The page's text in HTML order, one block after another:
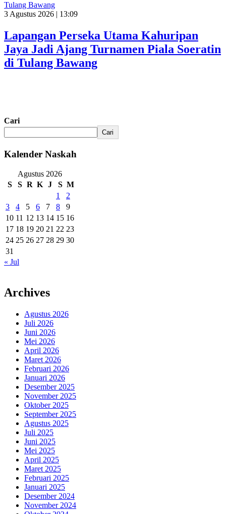
Tulang Bawang
3 Agustus 2026 | 13:09
Lapangan Perseka Utama Kahuripan
Jaya Jadi Ajang Turnamen Piala Soeratin
di Tulang Bawang
Cari
Cari
Kalender Naskah
Agustus 2026
S
S R K J S M
1
2
3
4 5 6 7 8
9
10 11 12 13 14 15 16
17 18 19 20 21 22 23
24 25 26 27 28 29 30
31
« Jul
Archives
Agustus 2026
Juli 2026
Juni 2026
Mei 2026
April 2026
Maret 2026
Februari 2026
Januari 2026
Desember 2025
November 2025
Oktober 2025
September 2025
Agustus 2025
Juli 2025
Juni 2025
Mei 2025
April 2025
Maret 2025
Februari 2025
Januari 2025
Desember 2024
November 2024